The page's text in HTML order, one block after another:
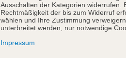
Ausschalten der Kategorien widerrufen.
Rechtmäßigkeit der bis zum Widerruf
wählen und Ihre Zustimmung
unterbreitet werden, nur notwendige
Impressum